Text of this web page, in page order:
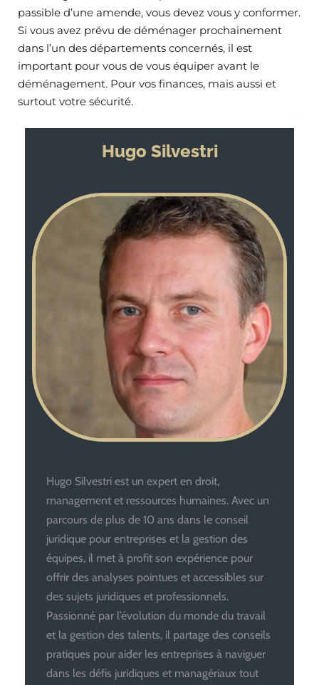
passible d’une amende, vous devez vous y conformer.
Si vous avez prévu de déménager prochainement
dans l’un des départements concernés, il est
important pour vous de vous équiper avant le
déménagement. Pour vos finances, mais aussi et
surtout votre sécurité.
Hugo Silvestri
Hugo Silvestri est un expert en droit,
management et ressources humaines. Avec un
parcours de plus de 10 ans dans le conseil
juridique pour entreprises et la gestion des
équipes, il met à profit son expérience pour
offrir des analyses pointues et accessibles sur
des sujets juridiques et professionnels.
Passionné par l’évolution du monde du travail
et la gestion des talents, il partage des conseils
pratiques pour aider les entreprises à naviguer
dans les défis juridiques et managériaux tout